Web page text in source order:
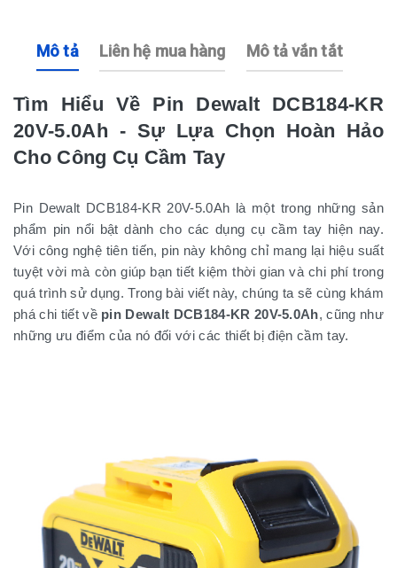
Mô tả Liên hệ mua hàng Mô tả vắn tắt
Tìm Hiểu Về Pin Dewalt DCB184-KR
20V-5.0Ah - Sự Lựa Chọn Hoàn Hảo
Cho Công Cụ Cầm Tay
Pin Dewalt DCB184-KR 20V-5.0Ah là một trong những sản
phẩm pin nổi bật dành cho các dụng cụ cầm tay hiện nay.
Với công nghệ tiên tiến, pin này không chỉ mang lại hiệu suất
tuyệt vời mà còn giúp bạn tiết kiệm thời gian và chi phí trong
quá trình sử dụng. Trong bài viết này, chúng ta sẽ cùng khám
phá chi tiết về pin Dewalt DCB184-KR 20V-5.0Ah, cũng như
những ưu điểm của nó đối với các thiết bị điện cầm tay.